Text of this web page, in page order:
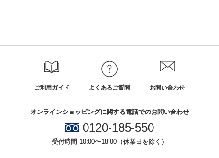
ご利用ガイド よくあるご質問 お問い合わせ
オンラインショッピングに関する電話でのお問い合わせ
0120-185-550
受付時間 10:00〜18:00（休業日を除く）